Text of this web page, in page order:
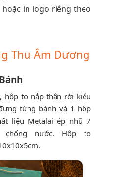
hoặc in logo riêng theo
Thu Âm Dương
hộp to nắp thân rời kiểu
từng bánh và 1 hộp
liệu Metalai ép nhũ 7
nước. Hộp to